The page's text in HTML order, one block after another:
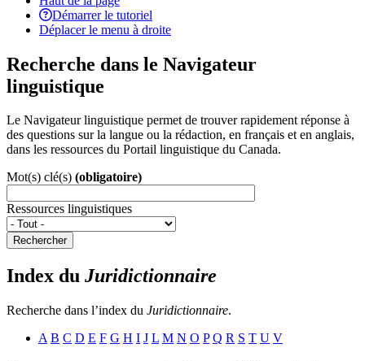
Démarrer le tutoriel
Déplacer le menu à droite
Recherche dans le Navigateur
linguistique
Le Navigateur linguistique permet de trouver rapidement réponse à
des questions sur la langue ou la rédaction, en français et en anglais,
dans les ressources du Portail linguistique du Canada.
Mot(s) clé(s) (obligatoire)
Ressources linguistiques
Rechercher
Index du Juridictionnaire
Recherche dans l’index du Juridictionnaire.
A B C D E F G H I J L M N O P Q R S T U V